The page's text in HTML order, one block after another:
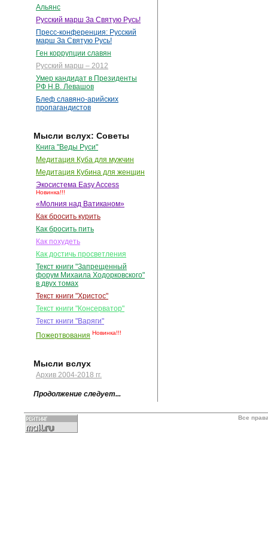
Альянс
Русский марш За Святую Русь!
Пресс-конференция: Русский
марш За Святую Русь!
Ген коррупции славян
Русский марш – 2012
Умер кандидат в Президенты
РФ Н.В. Левашов
Блеф славяно-арийских
пропагандистов
Мысли вслух: Советы
Книга "Веды Руси"
Медитация Куба для мужчин
Медитация Кубина для женщин
Экосистема Easy Access
Новинка!!!
«Молния над Ватиканом»
Как бросить курить
Как бросить пить
Как похудеть
Как достичь просветления
Текст книги "Запрещенный
форум Михаила Ходорковского"
в двух томах
Текст книги "Христос"
Текст книги "Консерватор"
Текст книги "Варяги"
Пожертвования Новинка!!!
Мысли вслух
Архив 2004-2018 гг.
Продолжение следует...
Все